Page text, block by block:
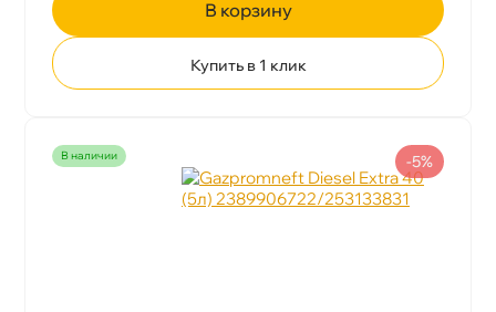
корзину
Купить в 1 клик
наличии -5%